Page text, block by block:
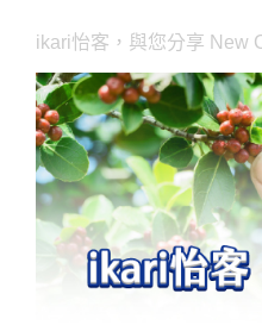
ikari怡客，與您分享 New